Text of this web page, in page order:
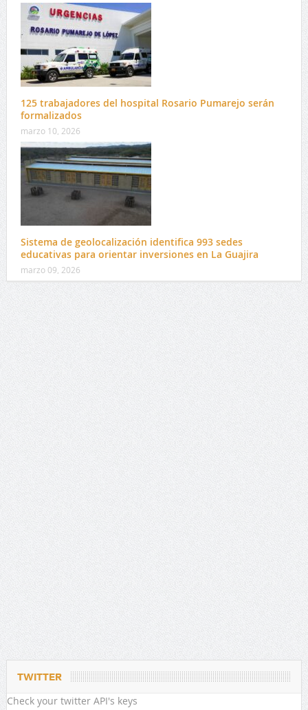
125 trabajadores del hospital Rosario Pumarejo serán
formalizados
marzo 10, 2026
Sistema de geolocalización identifica 993 sedes
educativas para orientar inversiones en La Guajira
marzo 09, 2026
TWITTER
Check your twitter API's keys